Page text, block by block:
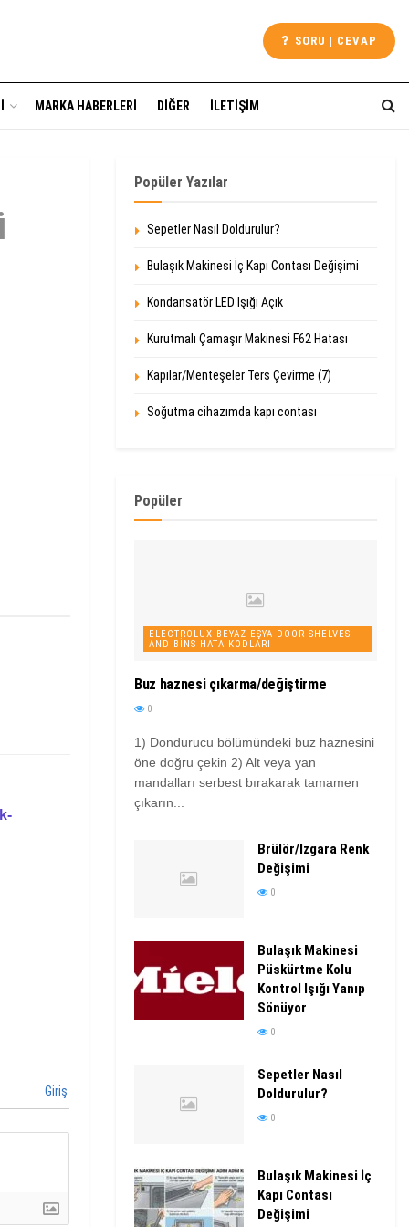
SORU | CEVAP
MARKA HABERLERI DIĞER İLETIŞIM
Giriş
Popüler Yazılar
Sepetler Nasıl Doldurulur?
Bulaşık Makinesi İç Kapı Contası Değişimi
Kondansatör LED Işığı Açık
Kurutmalı Çamaşır Makinesi F62 Hatası
Kapılar/Menteşeler Ters Çevirme (7)
Soğutma cihazımda kapı contası
Popüler
ELECTROLUX BEYAZ EŞYA DOOR SHELVES
AND BINS HATA KODLARI
Buz haznesi çıkarma/değiştirme
0
1) Dondurucu bölümündeki buz haznesini
öne doğru çekin 2) Alt veya yan
mandalları serbest bırakarak tamamen
çıkarın...
Brülör/Izgara Renk
Değişimi
0
Bulaşık Makinesi
Püskürtme Kolu
Kontrol Işığı Yanıp
Sönüyor
0
Sepetler Nasıl
Doldurulur?
0
Bulaşık Makinesi İç
Kapı Contası
Değişimi